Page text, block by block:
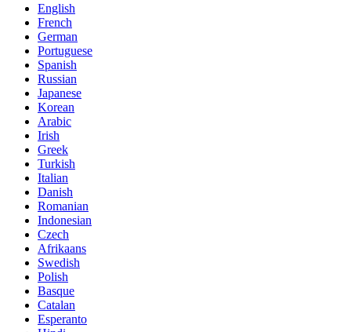
English
French
German
Portuguese
Spanish
Russian
Japanese
Korean
Arabic
Irish
Greek
Turkish
Italian
Danish
Romanian
Indonesian
Czech
Afrikaans
Swedish
Polish
Basque
Catalan
Esperanto